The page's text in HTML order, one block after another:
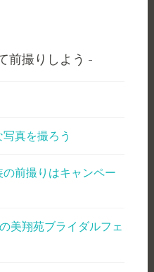
前撮りしよう
真を撮ろう
前撮りはキャンペー
美翔苑ブライダルフェ